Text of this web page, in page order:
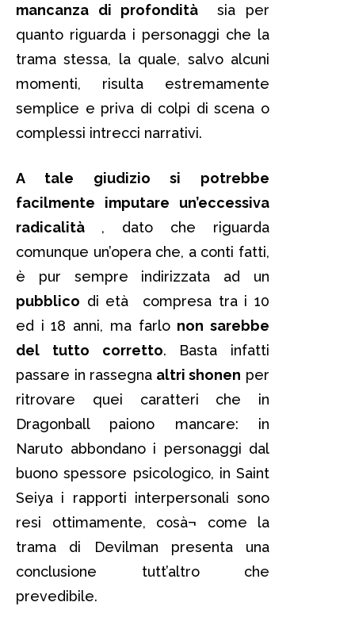
mancanza di profondità
sia per
quanto riguarda i personaggi che la
trama stessa, la quale, salvo alcuni
momenti, risulta estremamente
semplice e priva di colpi di scena o
complessi intrecci narrativi.
A tale giudizio si potrebbe
facilmente imputare un’eccessiva
radicalità , dato che riguarda
comunque un’opera che, a conti fatti,
è pur sempre indirizzata ad un
pubblico di età compresa tra i 10
ed i 18 anni, ma farlo non sarebbe
del tutto corretto. Basta infatti
passare in rassegna altri shonen per
ritrovare quei caratteri che in
Dragonball paiono mancare: in
Naruto abbondano i personaggi dal
buono spessore psicologico, in Saint
Seiya i rapporti interpersonali sono
resi ottimamente, cosà¬ come la
trama di Devilman presenta una
conclusione tutt’altro che
prevedibile.